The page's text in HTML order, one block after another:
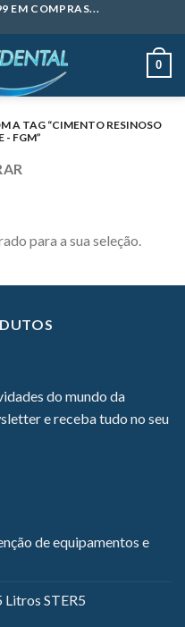
EM COMPRAS...
0
A TAG “CIMENTO RESINOSO
- FGM”
para a sua seleção.
do mundo da
e receba tudo no seu
de equipamentos e
Litros STER5